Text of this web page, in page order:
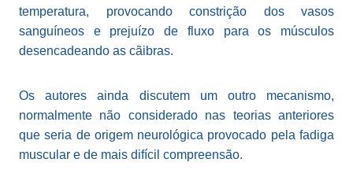
temperatura, provocando constrição dos vasos
sanguíneos e prejuízo de fluxo para os músculos
desencadeando as cãibras.
Os autores ainda discutem um outro mecanismo,
normalmente não considerado nas teorias anteriores
que seria de origem neurológica provocado pela fadiga
muscular e de mais difícil compreensão.